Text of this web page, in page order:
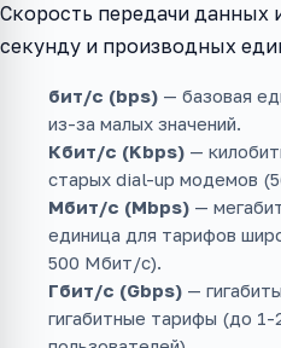
Скорость передачи данных
секунду и производных
бит/с (bps) — базовая
из-за малых значений.
Кбит/с (Kbps) —
старых dial-up модемов
Мбит/с (Mbps) —
единица для тарифов
500 Мбит/с).
Гбит/с (Gbps) —
гигабитные тарифы (до